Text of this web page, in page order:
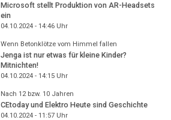
Microsoft stellt Produktion von AR-Headsets
ein
04.10.2024 - 14:46Uhr
Wenn Betonklötze vom Himmel fallen
Jenga ist nur etwas für kleine Kinder?
Mitnichten!
04.10.2024 - 14:15Uhr
Nach 12 bzw. 10 Jahren
CEtoday und Elektro Heute sind Geschichte
04.10.2024 - 11:57Uhr